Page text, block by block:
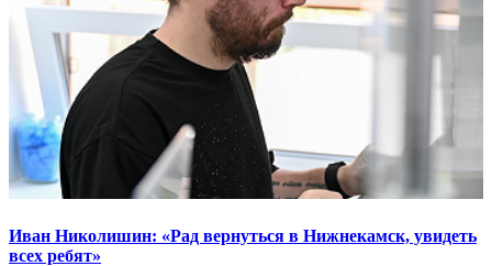
Иван Николишин: «Рад вернуться в Нижнекамск, увидеть
всех ребят»